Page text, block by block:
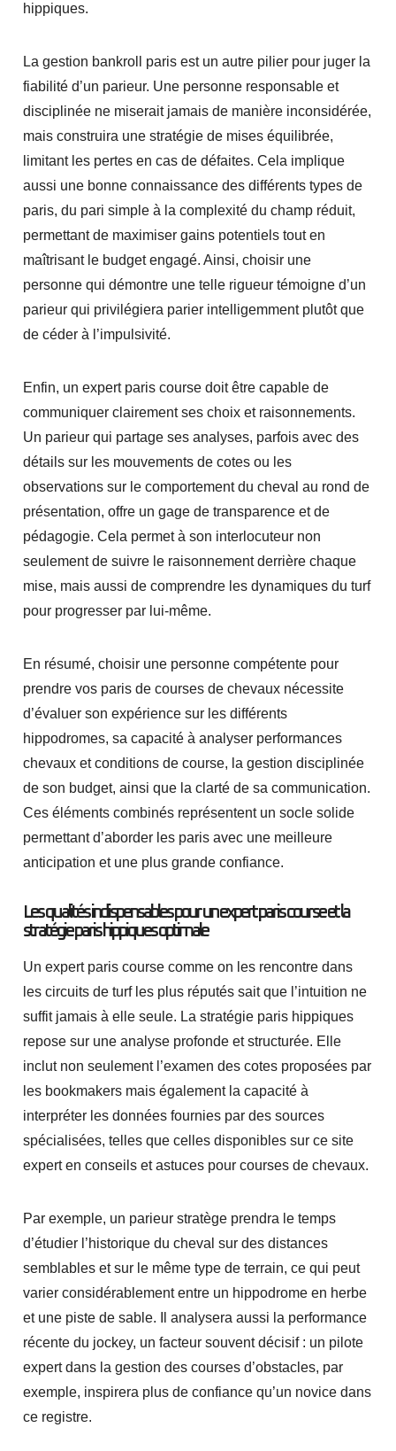
hippiques.
La gestion bankroll paris est un autre pilier pour juger la
fiabilité d’un parieur. Une personne responsable et
disciplinée ne miserait jamais de manière inconsidérée,
mais construira une stratégie de mises équilibrée,
limitant les pertes en cas de défaites. Cela implique
aussi une bonne connaissance des différents types de
paris, du pari simple à la complexité du champ réduit,
permettant de maximiser gains potentiels tout en
maîtrisant le budget engagé. Ainsi, choisir une
personne qui démontre une telle rigueur témoigne d’un
parieur qui privilégiera parier intelligemment plutôt que
de céder à l’impulsivité.
Enfin, un expert paris course doit être capable de
communiquer clairement ses choix et raisonnements.
Un parieur qui partage ses analyses, parfois avec des
détails sur les mouvements de cotes ou les
observations sur le comportement du cheval au rond de
présentation, offre un gage de transparence et de
pédagogie. Cela permet à son interlocuteur non
seulement de suivre le raisonnement derrière chaque
mise, mais aussi de comprendre les dynamiques du turf
pour progresser par lui-même.
En résumé, choisir une personne compétente pour
prendre vos paris de courses de chevaux nécessite
d’évaluer son expérience sur les différents
hippodromes, sa capacité à analyser performances
chevaux et conditions de course, la gestion disciplinée
de son budget, ainsi que la clarté de sa communication.
Ces éléments combinés représentent un socle solide
permettant d’aborder les paris avec une meilleure
anticipation et une plus grande confiance.
Les qualités indispensables pour un expert paris course et la
stratégie paris hippiques optimale
Un expert paris course comme on les rencontre dans
les circuits de turf les plus réputés sait que l’intuition ne
suffit jamais à elle seule. La stratégie paris hippiques
repose sur une analyse profonde et structurée. Elle
inclut non seulement l’examen des cotes proposées par
les bookmakers mais également la capacité à
interpréter les données fournies par des sources
spécialisées, telles que celles disponibles sur ce site
expert en conseils et astuces pour courses de chevaux.
Par exemple, un parieur stratège prendra le temps
d’étudier l’historique du cheval sur des distances
semblables et sur le même type de terrain, ce qui peut
varier considérablement entre un hippodrome en herbe
et une piste de sable. Il analysera aussi la performance
récente du jockey, un facteur souvent décisif : un pilote
expert dans la gestion des courses d’obstacles, par
exemple, inspirera plus de confiance qu’un novice dans
ce registre.